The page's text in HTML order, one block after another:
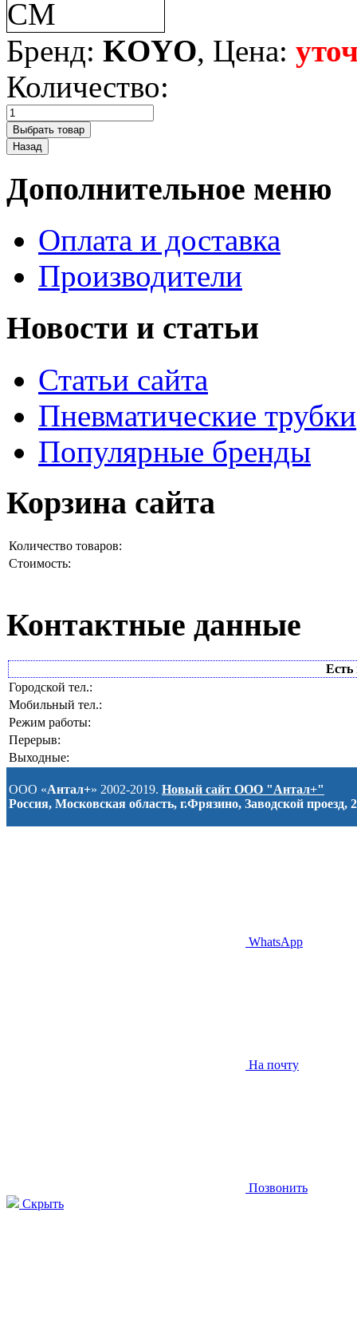
Бренд: KOYO, Цена:
Количество:
Дополнительное меню
Оплата и доставка
Производители
Новости и статьи
Статьи сайта
Пневматические трубки
Популярные бренды
Корзина сайта
Количество товаров:
Стоимость:
Контактные данные
Есть
Городской тел.:
Мобильный тел.:
Режим работы:
Перерыв:
Выходные:
ООО «Антал+» 2002-2019. Новый сайт ООО "Антал+"
Россия, Московская область, г.Фрязино, Заводской проезд, 2
WhatsApp
На почту
Позвонить
Скрыть